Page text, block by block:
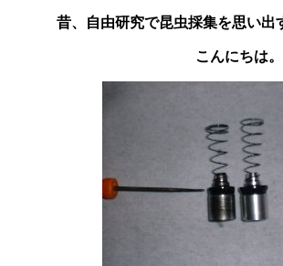
昔、自由研究で昆虫採集を思い出
こんにちは。